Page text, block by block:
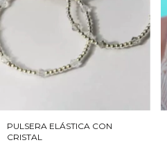
PULSERA ELÁSTICA CON
CRISTAL